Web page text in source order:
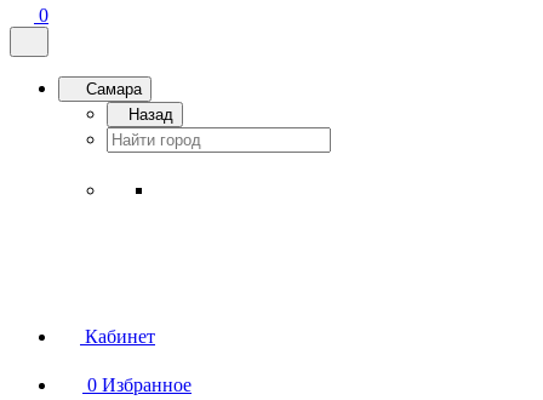
0
Самара
Назад
Кабинет
0 Избранное